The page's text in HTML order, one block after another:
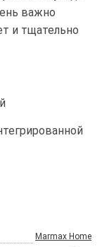
важно
и тщательно
Marmax Home